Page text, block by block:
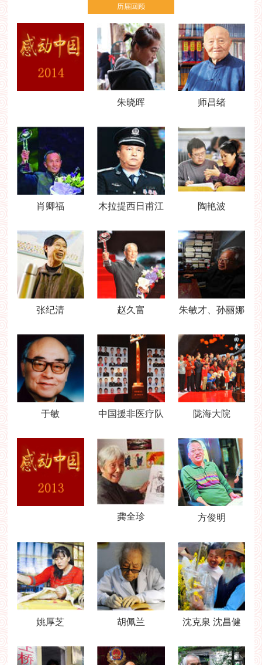
历届回顾
朱晓晖 师昌绪
肖卿福 木拉提西日甫江 陶艳波
张纪清 赵久富 朱敏才、孙丽娜
于敏 中国援非医疗队 陇海大院
龚全珍 方俊明
姚厚芝 胡佩兰 沈克泉 沈昌健